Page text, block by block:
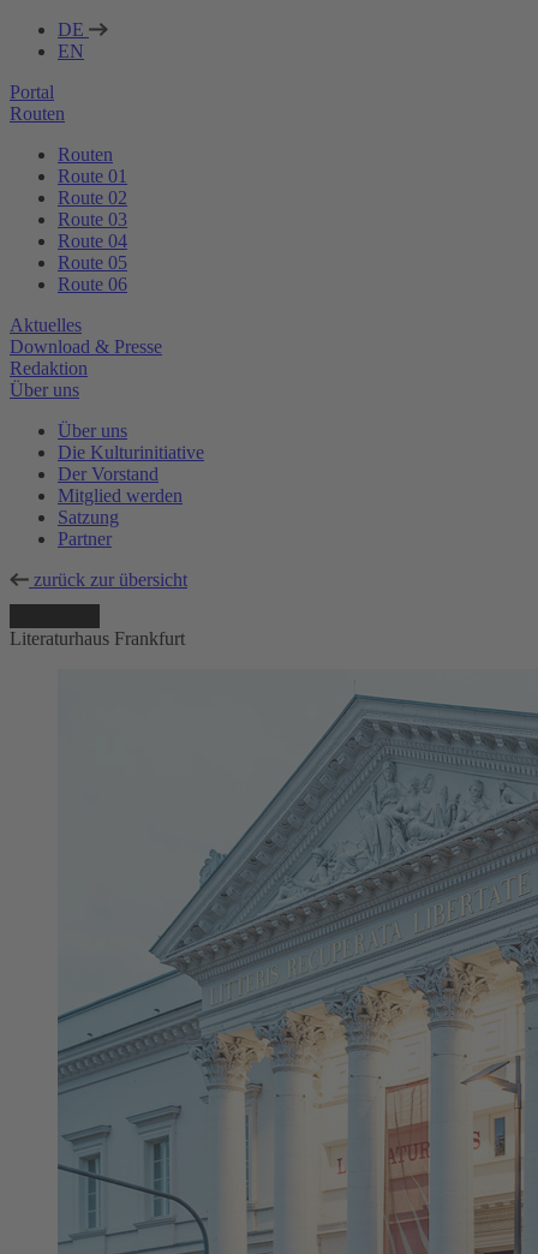
DE
EN
Portal
Routen
Routen
Route 01
Route 02
Route 03
Route 04
Route 05
Route 06
Aktuelles
Download & Presse
Redaktion
Über uns
Über uns
Die Kulturinitiative
Der Vorstand
Mitglied werden
Satzung
Partner
zurück zur übersicht
Literaturhaus Frankfurt